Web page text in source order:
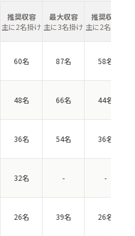
推奨収容
主に2名掛け
最大収容
主に3名掛け
推奨収容
主に2名掛け
60名 87名 58名
48名 66名 44名
36名 54名 36名
32名 - -
26名 39名 26名